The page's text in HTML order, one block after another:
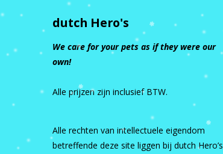
dutch Hero's
We care for your pets as if they were our
own!
Alle prijzen zijn inclusief BTW.
Alle rechten van intellectuele eigendom
betreffende deze site liggen bij dutch Hero’s